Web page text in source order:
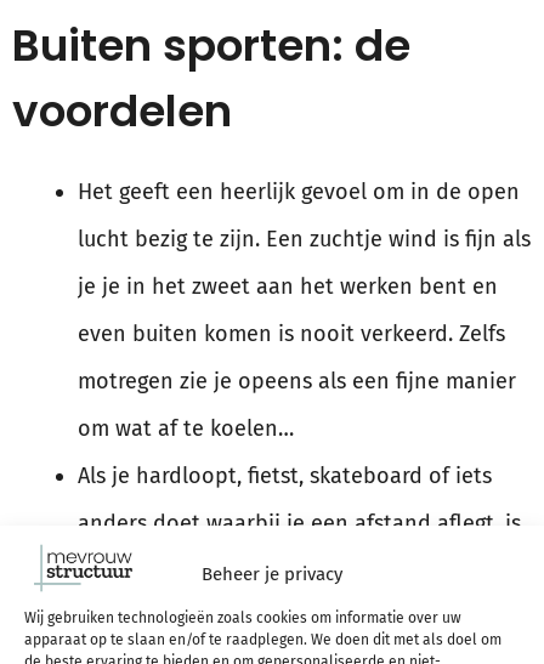
Beheer je privacy
Wij gebruiken technologieën zoals cookies om informatie over uw
apparaat op te slaan en/of te raadplegen. We doen dit met als doel om
Buiten sporten: de
voordelen
Het geeft een heerlijk gevoel om in de open
lucht bezig te zijn. Een zuchtje wind is fijn als
je je in het zweet aan het werken bent en
even buiten komen is nooit verkeerd. Zelfs
motregen zie je opeens als een fijne manier
om wat af te koelen…
Als je hardloopt, fietst, skateboard of iets
anders doet waarbij je een afstand aflegt, is
het nooit saai. Je ziet steeds nieuwe dingen
en kunt genieten van de omgeving waarin je